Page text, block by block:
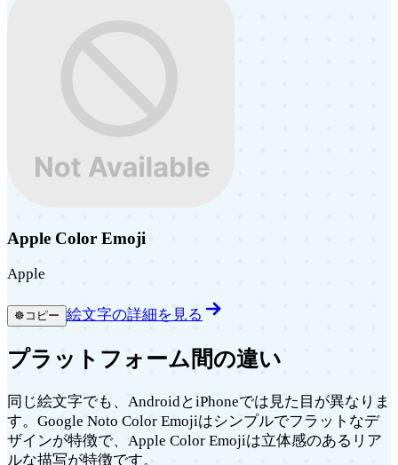
Apple Color Emoji
Apple
☸️ コピー 絵文字の詳細を見る
プラットフォーム間の違い
同じ絵文字でも、AndroidとiPhoneでは見た目が異なりま
す。Google Noto Color Emojiはシンプルでフラットなデ
ザインが特徴で、Apple Color Emojiは立体感のあるリア
ルな描写が特徴です。